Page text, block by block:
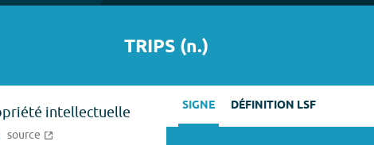
TRIPS (n.)
intellectuelle
source
SIGNE DÉFINITION LSF